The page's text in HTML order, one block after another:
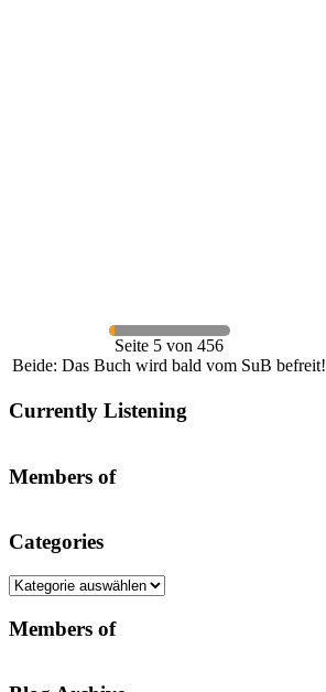
Seite 5 von 456
Beide: Das Buch wird bald vom SuB befreit!
Currently Listening
Members of
Categories
Categories
Members of